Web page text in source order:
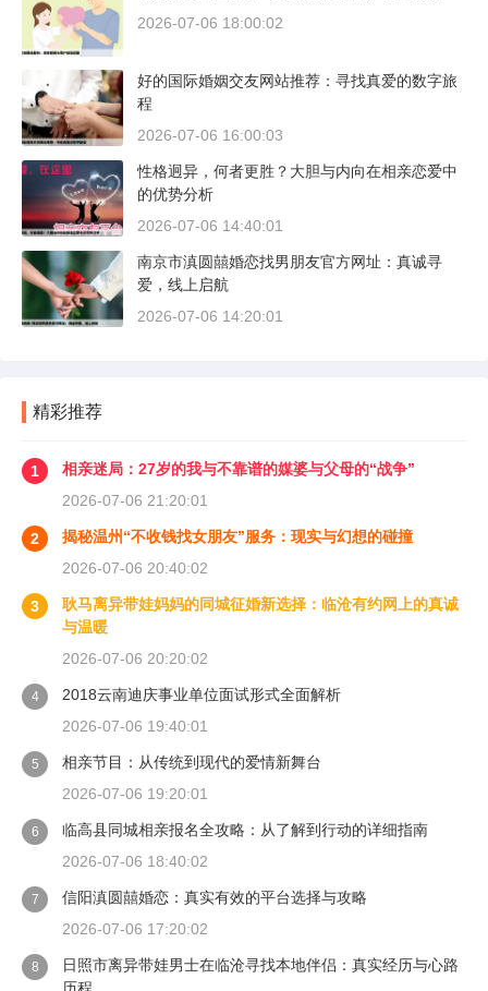
2026-07-06 18:00:02
好的国际婚姻交友网站推荐：寻找真爱的数字旅
程
2026-07-06 16:00:03
性格迥异，何者更胜？大胆与内向在相亲恋爱中
的优势分析
2026-07-06 14:40:01
南京市滇圆囍婚恋找男朋友官方网址：真诚寻
爱，线上启航
2026-07-06 14:20:01
精彩推荐
1
相亲迷局：27岁的我与不靠谱的媒婆与父母的“战争”
2026-07-06 21:20:01
2
揭秘温州“不收钱找女朋友”服务：现实与幻想的碰撞
2026-07-06 20:40:02
3
耿马离异带娃妈妈的同城征婚新选择：临沧有约网上的真诚
与温暖
2026-07-06 20:20:02
4
2018云南迪庆事业单位面试形式全面解析
2026-07-06 19:40:01
5
相亲节目：从传统到现代的爱情新舞台
2026-07-06 19:20:01
6
临高县同城相亲报名全攻略：从了解到行动的详细指南
2026-07-06 18:40:02
7
信阳滇圆囍婚恋：真实有效的平台选择与攻略
2026-07-06 17:20:02
8
日照市离异带娃男士在临沧寻找本地伴侣：真实经历与心路